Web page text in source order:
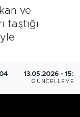
ve
taştığı
13.05.2026 -
GÜNCELLEME